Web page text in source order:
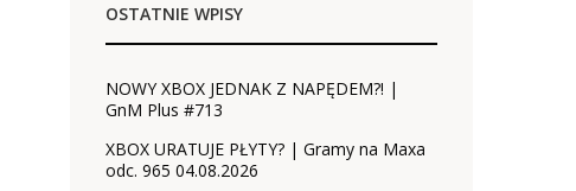
OSTATNIE WPISY
NOWY XBOX JEDNAK Z NAPĘDEM?! |
GnM Plus #713
XBOX URATUJE PŁYTY? | Gramy na Maxa
odc. 965 04.08.2026